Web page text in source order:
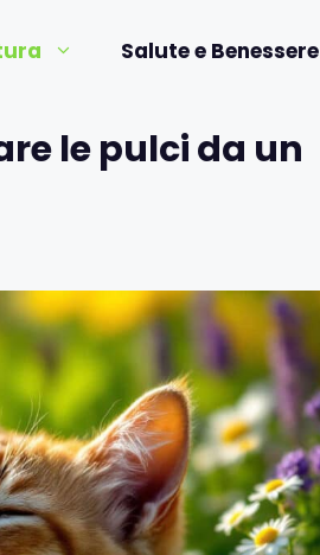
Salute e Benessere
le pulci da un